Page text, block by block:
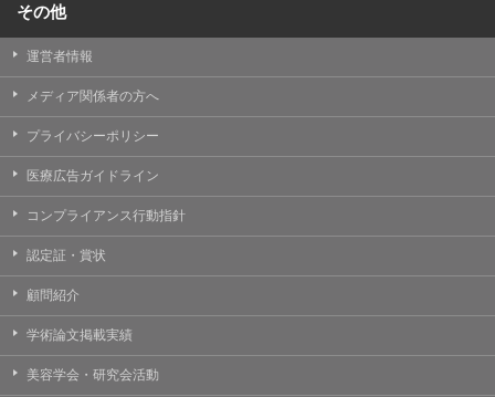
その他
運営者情報
メディア関係者の方へ
プライバシーポリシー
医療広告ガイドライン
コンプライアンス行動指針
認定証・賞状
顧問紹介
学術論文掲載実績
美容学会・研究会活動